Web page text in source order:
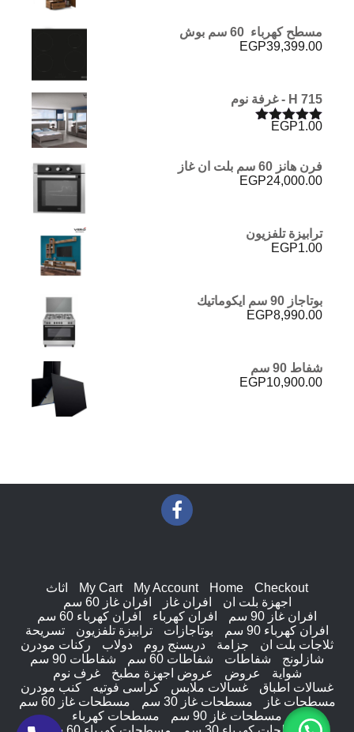
مسطح كهرباء 60 سم بوش
EGP39,399.00
H 715 - غرفة نوم
تم التقييم
EGP1.00
فرن هانز 60 سم بلت ان غاز
EGP24,000.00
ترابيزة تلفزيون
EGP1.00
بوتاجاز 90 سم ايكوماتيك
EGP8,990.00
شفاط 90 سم
EGP10,900.00
Checkout
Home
My Account
My Cart
اثاث
اجهزة بلت ان
افران غاز
افران غاز 60 سم
افران غاز 90 سم
افران كهرباء
افران كهرباء 60 سم
افران كهرباء 90 سم
بوتاجازات ترابيزة تلفزيون
تسريحة
ثلاجات بلت ان
جزامة دريسنج روم دولاب
ركنات مودرن
شازلونج
شفاطات شفاطات 60 سم
شفاطات 90 سم
شواية
عروض عروض اجهزة مطبخ
غرف نوم
غسالات اطباق
غسالات ملابس كراسى فوتيه
كنب مودرن
مسطحات غاز
مسطحات غاز 30 سم
مسطحات غاز 60 سم
مسطحات غاز 90 سم
مسطحات كهرباء